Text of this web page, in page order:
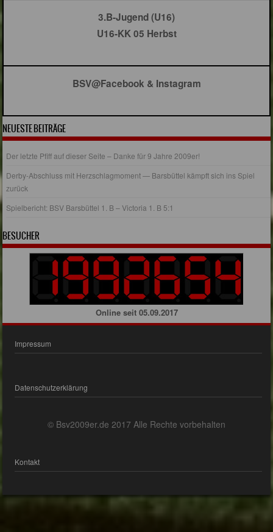
3.B-Jugend (U16)
U16-KK 05 Herbst
BSV@Facebook & Instagram
NEUESTE BEITRÄGE
Der letzte Pfiff auf dieser Seite – Danke für 9 Jahre 2009er!
Derby-Abschluss mit Herzschlagmoment — Barsbüttel kämpft sich ins Spiel
zurück
Spielbericht: BSV Barsbüttel 1. B – Victoria 1. B 5:1
BESUCHER
Online seit 05.09.2017
Impressum
Datenschutzerklärung
© Bsv2009er.de 2017 Alle Rechte vorbehalten
Kontakt